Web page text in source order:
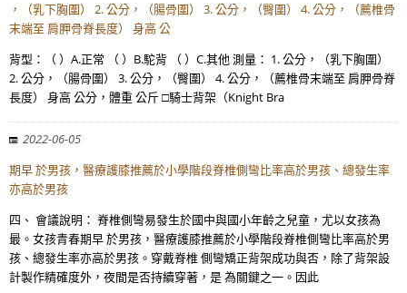
，（乳下胸圍） 2. 公分，（腸骨圍） 3. 公分，（臀圍） 4. 公分，（薦椎骨
末端至 肩胛骨脊長度） 身高 公
背型：（ ）A.正常 （ ）B.駝背 （ ）C.其他 測量： 1. 公分，（乳下胸圍）
2. 公分，（腸骨圍） 3. 公分，（臀圍） 4. 公分，（薦椎骨末端至 肩胛骨脊
長度） 身高 公分，體重 公斤 □騎士背架（Knight Bra
2022-06-05
期早 於男孩，醫療護膝推薦於小學階段脊椎側彎比率高於男孩、總發生率
亦高於男孩
四、 會議說明： 脊椎側彎易發生於國中與國小年齡之兒童，尤以女孩為
最。女孩青春期早 於男孩，醫療護膝推薦於小學階段脊椎側彎比率高於男
孩、總發生率亦高於男孩。穿戴脊椎 側彎矯正背架成功與否，除了背架設
計製作精確度外，夜間是否持續穿著，是 為關鍵之一。因此